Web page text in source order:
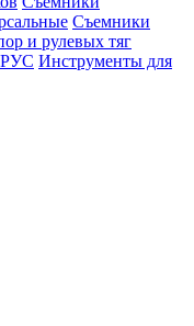
Съемники
и рулевых тяг
Инструменты для